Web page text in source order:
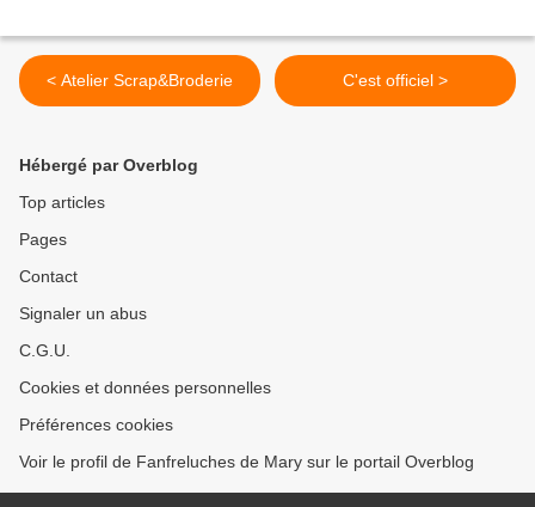
< Atelier Scrap&Broderie C'est officiel >
Hébergé par Overblog
Top articles
Pages
Contact
Signaler un abus
C.G.U.
Cookies et données personnelles
Préférences cookies
Voir le profil de Fanfreluches de Mary sur le portail Overblog